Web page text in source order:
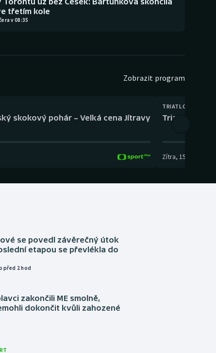
třetím kole
v 08:35
Zobrazit program
skokový pohár – Velká cena Jítravy
TRIATLON
Triatlon:
Zítra, 15:00
se povedl závěrečný útok
etapou se převlékla do
před 2 hod
zakončili ME smolně,
dokončit kvůli zahozené